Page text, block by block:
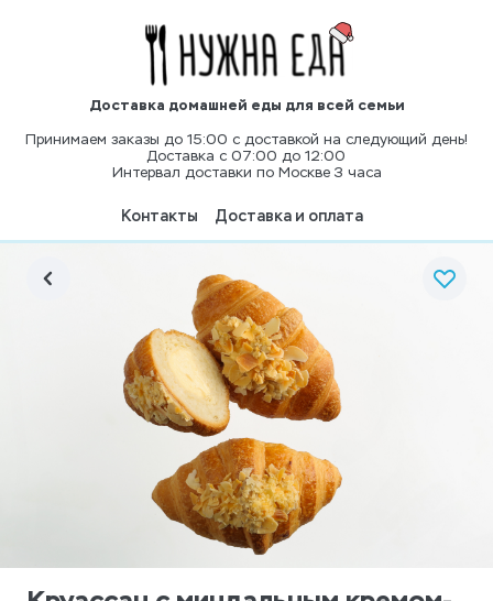
Доставка домашней еды для всей семьи
Принимаем заказы до 15:00 с доставкой на следующий день!
Доставка с 07:00 до 12:00
Интервал доставки по Москве 3 часа
Контакты Доставка и оплата